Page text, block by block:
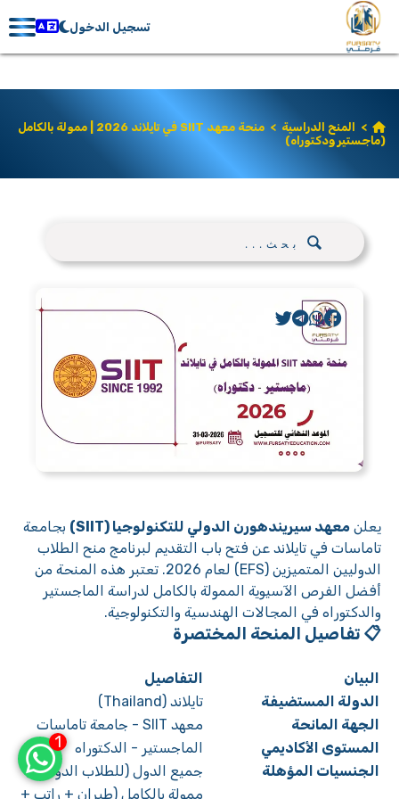
تسجيل الدخول
> المنح الدراسية >
منحة معهد SIIT في تايلاند 2026 | ممولة بالكامل
(ماجستير ودكتوراه)
يعلن معهد سيريندهورن الدولي للتكنولوجيا (SIIT)
بجامعة
تاماسات في تايلاند عن فتح باب التقديم لبرنامج منح الطلاب
الدوليين المتميزين (EFS) لعام 2026. تعتبر هذه المنحة من
أفضل الفرص الآسيوية الممولة بالكامل لدراسة الماجستير
والدكتوراه في المجالات الهندسية والتكنولوجية.
📋 تفاصيل المنحة المختصرة
البيان
التفاصيل
الدولة المستضيفة
تايلاند (Thailand)
الجهة المانحة
معهد SIIT - جامعة تاماسات
المستوى الأكاديمي
الماجستير - الدكتوراه
الجنسيات المؤهلة
جميع الدول (للطلاب الدوليين)
ممولة بالكامل (طيران + راتب +
1